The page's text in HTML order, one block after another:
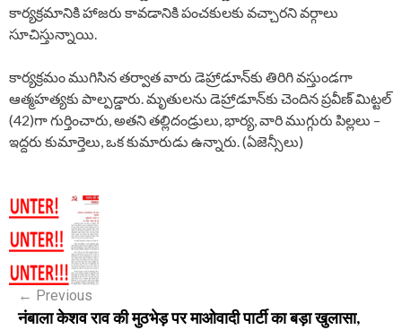
కార్యక్రమానికి హాజరు కావడానికి పంచకులకు వచ్చారని వర్గాలు
సూచిస్తున్నాయి.
కార్యక్రమం ముగిసిన తర్వాత వారు డెహ్రాడూన్‌కు తిరిగి వస్తుండగా
ఆత్మహత్యకు పాల్పడ్డారు. మృతులను డెహ్రాడూన్‌కు చెందిన ప్రవీణ్ మిట్టల్
(42)‌గా గుర్తించారు, అతని తల్లిదండ్రులు, భార్య, వారి ముగ్గురు పిల్లలు –
ఇద్దరు కుమార్తెలు, ఒక కుమారుడు ఉన్నారు. (ఏజెన్సీలు)
P
o
s
← Previous
नंबाला केशव राव की मुठभेड़ पर माओवादी पार्टी का बड़ा खुलासा,